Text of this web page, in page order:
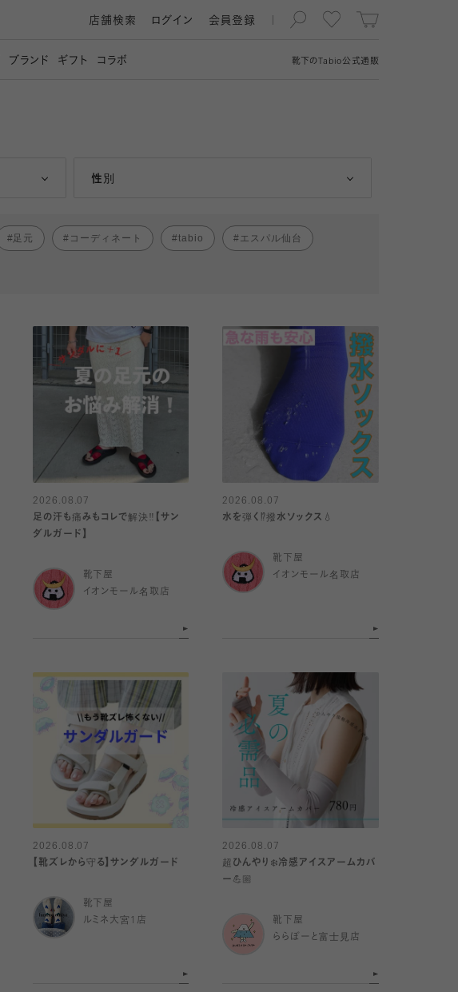
靴下の Tabio公式通販
店舗検索 ログイン 会員登録
ブランド ギフト コラボ
性別
女性
足元 コーディネート tabio エスパル仙台
2026.08.07
足の汗も痛みもコレで解決‼️【サン
ダルガード】
靴下屋
イオンモール名取店
2026.08.07
水を弾く⁉️撥水ソックス💧
靴下屋
イオンモール名取店
2026.08.07
【靴ズレから守る】サンダルガード
靴下屋
ルミネ大宮1店
2026.08.07
超ひんやり❄️冷感アイスアームカバ
ー💪🏼
靴下屋
ららぽーと富士見店